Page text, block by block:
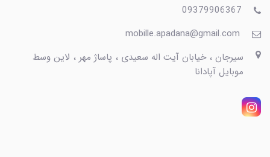
09379906367
mobille.apadana@gmail.com
سیرجان ، خیابان آیت اله سعیدی ، پاساژ مهر ، لاین وسط
موبایل آپادانا